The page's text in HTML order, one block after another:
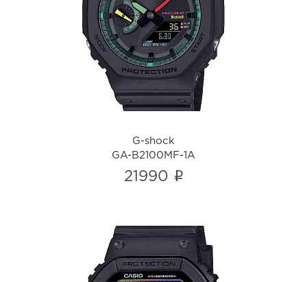
G-shock
GA-B2100MF-1A
i
G-shock
GA-B2100MF-1A
21990 i